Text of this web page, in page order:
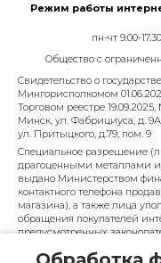
Режим работы
пн-чт 9.00-
Общество с
Свидетельство о
Мингорисполкомом
Торговом реестре
Минск, ул. Фабрициуса, д.
ул. Притыцкого, д.79, пом. 9
Специальное разрешение
драгоценными металлами
выдано Министерством
контактного телефона
магазина), а также лица
обращения покупателей
предусмотренных
управления по работе с